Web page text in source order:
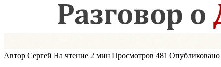
Автор Сергей На чтение 2 мин Просмотров 481 Опубликовано